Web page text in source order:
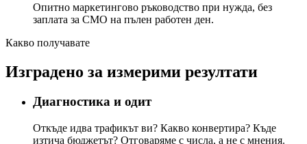
Опитно маркетингово ръководство при нужда, без
заплата за CMO на пълен работен ден.
Какво получавате
Изградено за измерими резултати
Диагностика и одит
Откъде идва трафикът ви? Какво конвертира? Къде
изтича бюджетът? Отговаряме с числа, а не с мнения.